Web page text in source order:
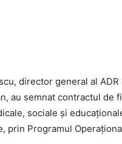
director general al
au semnat contractul
sociale și
prin Programul